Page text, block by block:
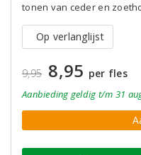
tonen van ceder en
Op verlanglijst
9,95 8,95 per fles
Aanbieding geldig t/m 31